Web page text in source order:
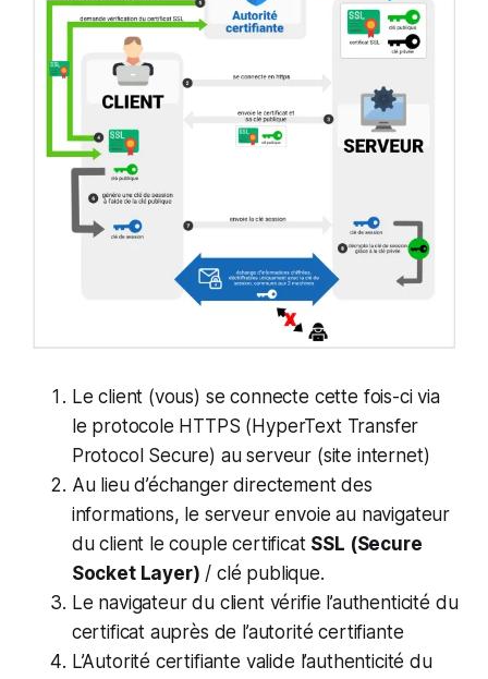
Le client (vous) se connecte cette fois-ci via
le protocole HTTPS (HyperText Transfer
Protocol Secure) au serveur (site internet)
Au lieu d’échanger directement des
informations, le serveur envoie au navigateur
du client le couple certificat SSL (Secure
Socket Layer) / clé publique.
Le navigateur du client vérifie l’authenticité du
certificat auprès de l’autorité certifiante
L’Autorité certifiante valide l’authenticité du